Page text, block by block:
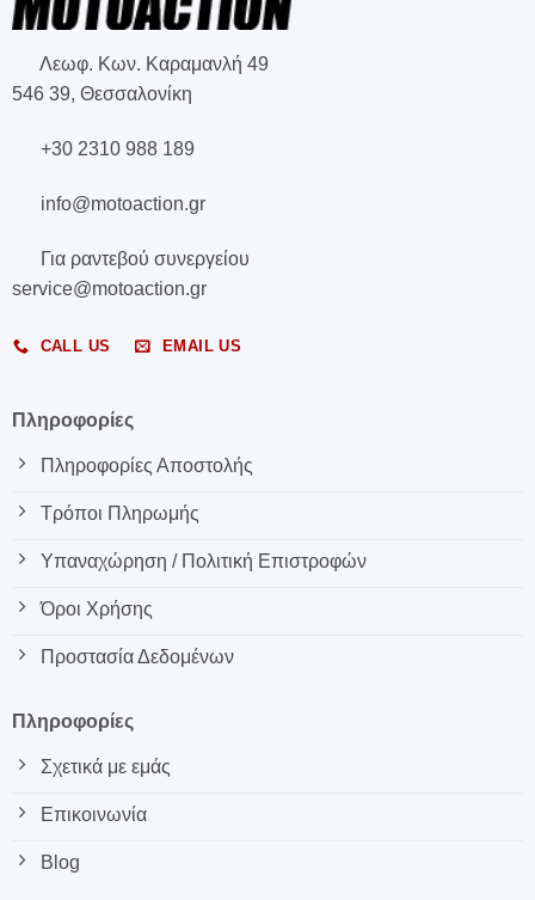
Λεωφ. Κων. Καραμανλή 49
546 39, Θεσσαλονίκη
+30 2310 988 189
info@motoaction.gr
Για ραντεβού συνεργείου
service@motoaction.gr
CALL US EMAIL US
Πληροφορίες
Πληροφορίες Αποστολής
Τρόποι Πληρωμής
Υπαναχώρηση / Πολιτική Επιστροφών
Όροι Χρήσης
Προστασία Δεδομένων
Πληροφορίες
Σχετικά με εμάς
Επικοινωνία
Blog